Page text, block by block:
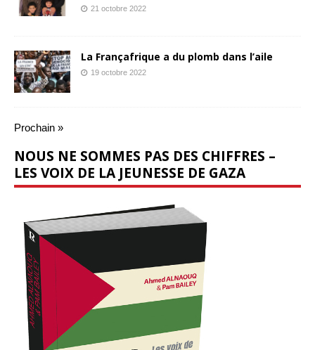
21 octobre 2022
La Françafrique a du plomb dans l’aile
19 octobre 2022
Prochain »
NOUS NE SOMMES PAS DES CHIFFRES –
LES VOIX DE LA JEUNESSE DE GAZA